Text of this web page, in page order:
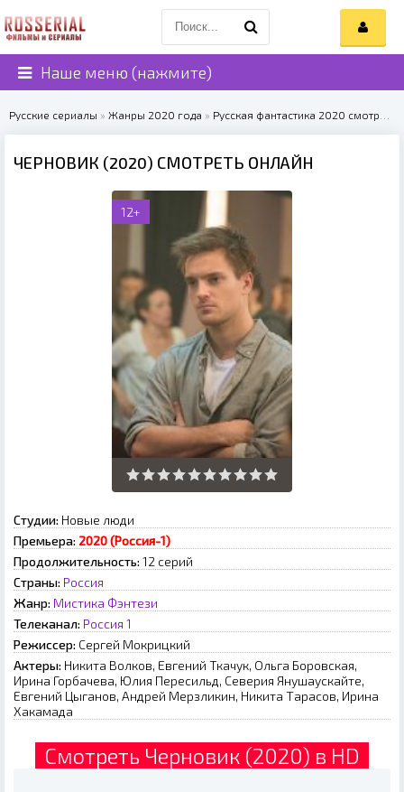
Наше меню (нажмите)
Русские сериалы » Жанры 2020 года » Русская фантастика 2020 смотреть онлайн
ЧЕРНОВИК (2020) СМОТРЕТЬ ОНЛАЙН
12+
Студии: Новые люди
Премьера: 2020 (Россия-1)
Продолжительность: 12 серий
Страны: Россия
Жанр: Мистика Фэнтези
Телеканал: Россия 1
Режиссер: Сергей Мокрицкий
Актеры: Никита Волков, Евгений Ткачук, Ольга Боровская,
Ирина Горбачева, Юлия Пересильд, Северия Янушаускайте,
Евгений Цыганов, Андрей Мерзликин, Никита Тарасов, Ирина
Хакамада
Смотреть Черновик (2020) в HD